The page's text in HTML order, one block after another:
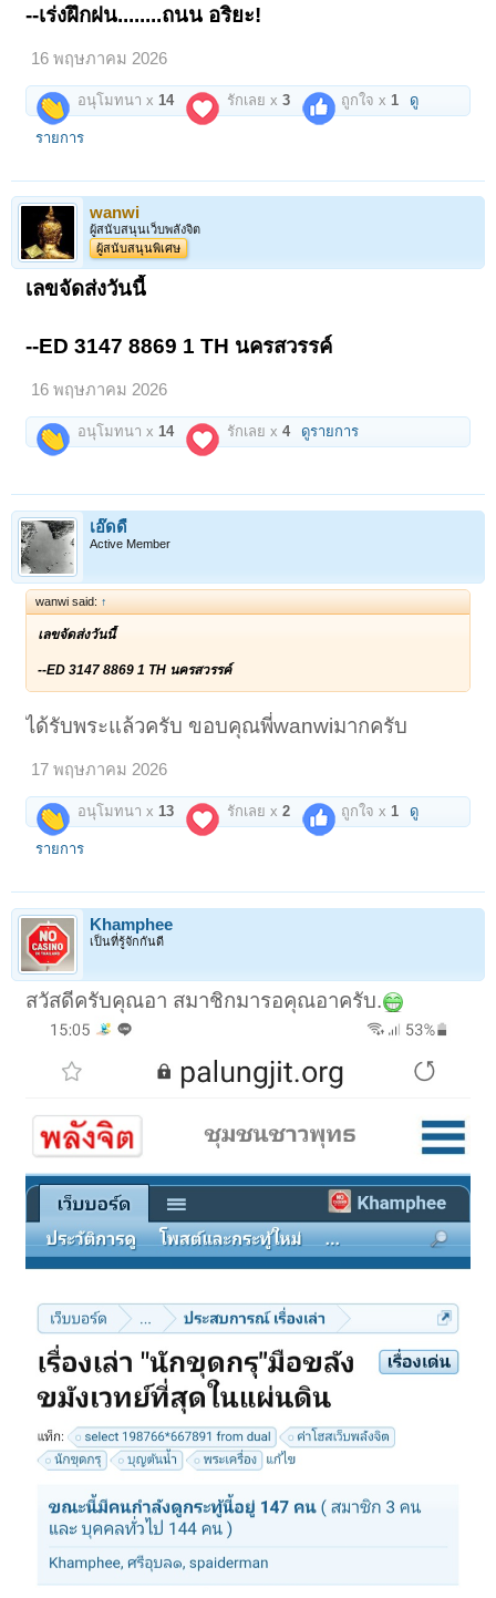
--เร่งฝึกฝน........ถนน อริยะ!
16 พฤษภาคม 2026
อนุโมทนา x14 รักเลย x3 ถูกใจ x1 ดู
รายการ
wanwi
ผู้สนับสนุนเว็บพลังจิต
ผู้สนับสนุนพิเศษ
เลขจัดส่งวันนี้
--ED 3147 8869 1 TH นครสวรรค์
16 พฤษภาคม 2026
อนุโมทนา x14 รักเลย x4 ดูรายการ
เอ๊ดดี้
Active Member
wanwi said: ↑
เลขจัดส่งวันนี้
--ED 3147 8869 1 TH นครสวรรค์
ได้รับพระแล้วครับ ขอบคุณพี่wanwiมากครับ
17 พฤษภาคม 2026
อนุโมทนา x13 รักเลย x2 ถูกใจ x1 ดู
รายการ
Khamphee
เป็นที่รู้จักกันดี
สวัสดีครับคุณอา สมาชิกมารอคุณอาครับ.